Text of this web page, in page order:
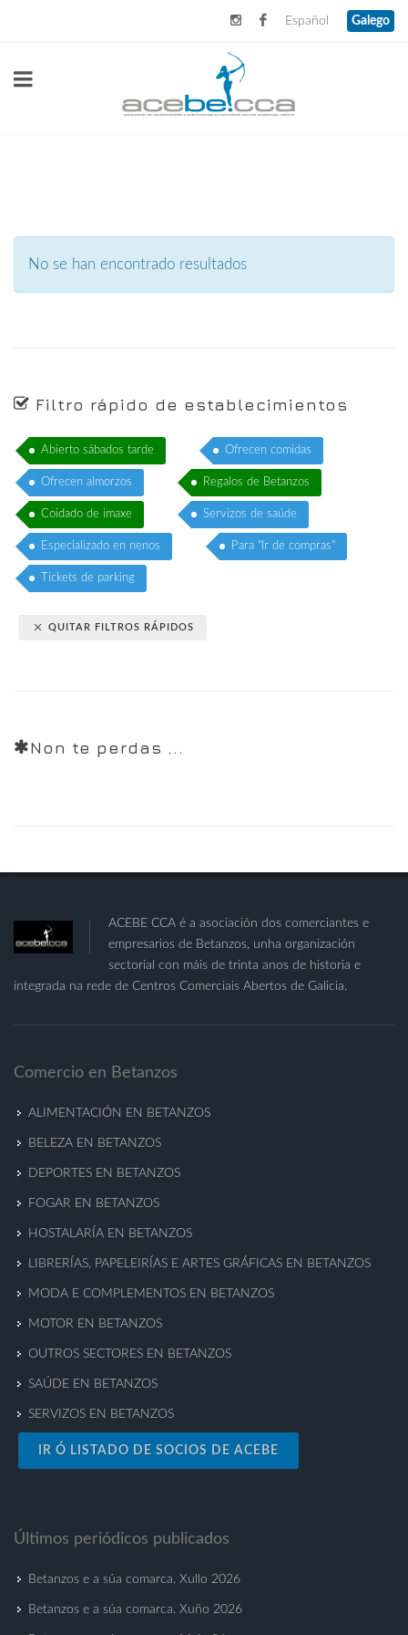
Español Galego
No se han encontrado resultados
Filtro rápido de establecimientos
Abierto sábados tarde Ofrecen comidas
Ofrecen almorzos Regalos de Betanzos
Coidado de imaxe Servizos de saúde
Especializado en nenos Para "Ir de compras"
Tickets de parking
QUITAR FILTROS RÁPIDOS
Non te perdas ...
ACEBE CCA é a asociación dos comerciantes e
empresarios de Betanzos, unha organización
sectorial con máis de trinta anos de historia e
integrada na rede de Centros Comerciais Abertos de Galicia.
Comercio en Betanzos
ALIMENTACIÓN EN BETANZOS
BELEZA EN BETANZOS
DEPORTES EN BETANZOS
FOGAR EN BETANZOS
HOSTALARÍA EN BETANZOS
LIBRERÍAS, PAPELEIRÍAS E ARTES GRÁFICAS EN BETANZOS
MODA E COMPLEMENTOS EN BETANZOS
MOTOR EN BETANZOS
OUTROS SECTORES EN BETANZOS
SAÚDE EN BETANZOS
SERVIZOS EN BETANZOS
IR Ó LISTADO DE SOCIOS DE ACEBE
Últimos periódicos publicados
Betanzos e a súa comarca. Xullo 2026
Betanzos e a súa comarca. Xuño 2026